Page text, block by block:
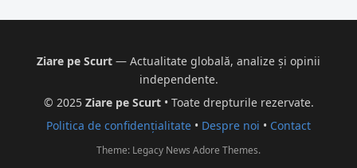
Ziare pe Scurt — Actualitate globală, analize și opinii
independente.
© 2025 Ziare pe Scurt• Toate drepturile rezervate.
Politica de confidențialitate • Despre noi • Contact
Theme: Legacy News Adore Themes.